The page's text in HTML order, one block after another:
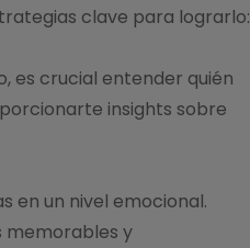
clave para lograrlo:
es crucial entender quién
insights sobre
en un nivel emocional.
memorables y